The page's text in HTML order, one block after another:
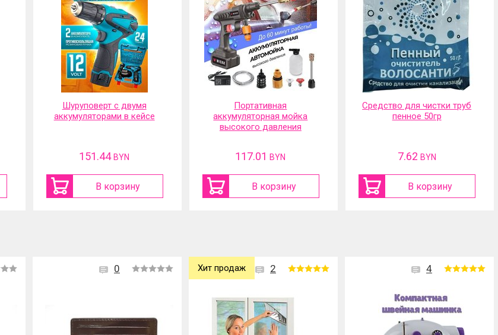
Портативная
аккумуляторная мойка
117.01BYN
В корзину
Средство для чистки труб
пенное 50гр
7.62BYN
В корзину
Самоочищающаяся щетка
для удаления пуха с
16.89BYN
В корзину
0 2
Хит продаж 4